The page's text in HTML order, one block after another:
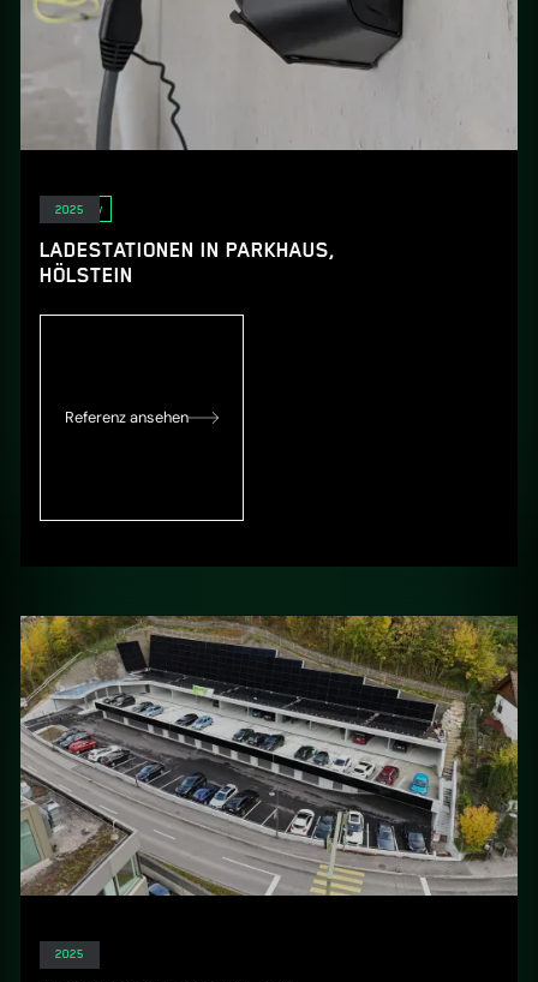
E-Mobility
LADESTATIONEN IN PARKHAUS,
HÖLSTEIN
Referenz ansehen
2025
Elektro
2025